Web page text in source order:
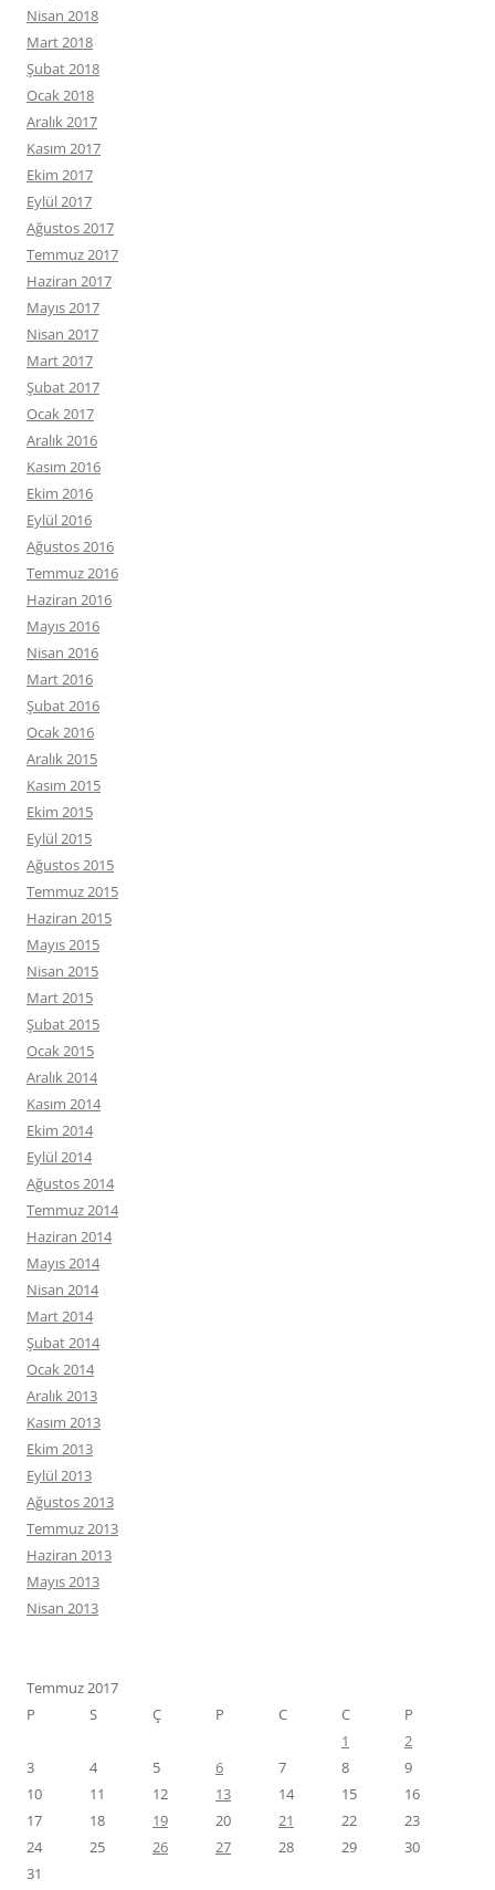
Nisan 2018
Mart 2018
Şubat 2018
Ocak 2018
Aralık 2017
Kasım 2017
Ekim 2017
Eylül 2017
Ağustos 2017
Temmuz 2017
Haziran 2017
Mayıs 2017
Nisan 2017
Mart 2017
Şubat 2017
Ocak 2017
Aralık 2016
Kasım 2016
Ekim 2016
Eylül 2016
Ağustos 2016
Temmuz 2016
Haziran 2016
Mayıs 2016
Nisan 2016
Mart 2016
Şubat 2016
Ocak 2016
Aralık 2015
Kasım 2015
Ekim 2015
Eylül 2015
Ağustos 2015
Temmuz 2015
Haziran 2015
Mayıs 2015
Nisan 2015
Mart 2015
Şubat 2015
Ocak 2015
Aralık 2014
Kasım 2014
Ekim 2014
Eylül 2014
Ağustos 2014
Temmuz 2014
Haziran 2014
Mayıs 2014
Nisan 2014
Mart 2014
Şubat 2014
Ocak 2014
Aralık 2013
Kasım 2013
Ekim 2013
Eylül 2013
Ağustos 2013
Temmuz 2013
Haziran 2013
Mayıs 2013
Nisan 2013
Temmuz 2017
P
S Ç P C C
P
1
2
3
4 5 6 7 8
9
10
11 12 13 14 15
16
17
18 19 20 21 22
23
24
25 26 27 28 29
30
31